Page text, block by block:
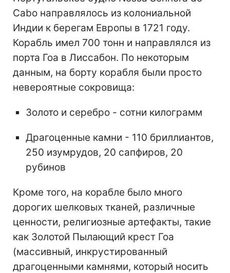
Cabo направлялось из колониальной
Индии к берегам Европы в 1721 году.
Корабль имел 700 тонн и направлялся из
порта Гоа в Лиссабон. По некоторым
данным, на борту корабля были просто
невероятные сокровища:
Золото и серебро - сотни килограмм
Драгоценные камни - 110 бриллиантов,
250 изумрудов, 20 сапфиров, 20
рубинов
Кроме того, на корабле было много
дорогих шелковых тканей, различные
ценности, религиозные артефакты, такие
как Золотой Пылающий крест Гоа
(массивный, инкрустированный
драгоценными камнями, который носить